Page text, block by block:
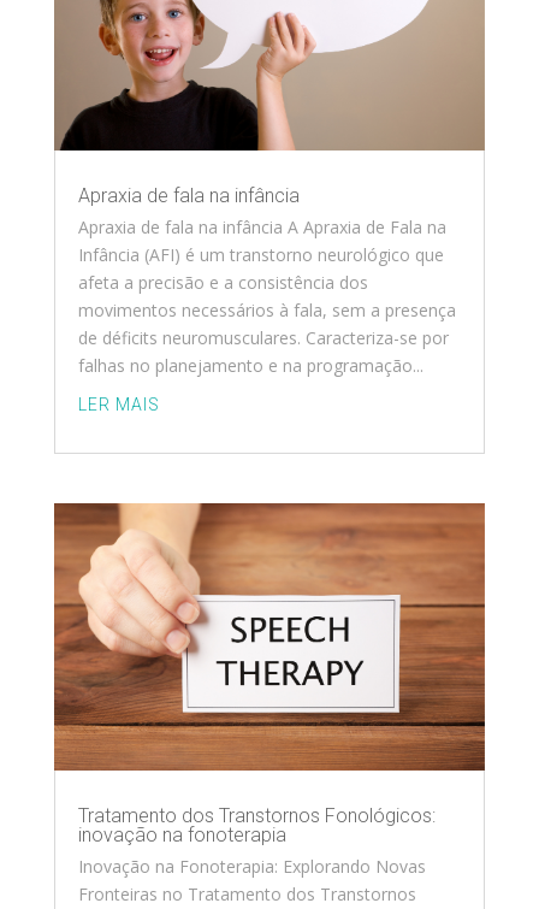
Apraxia de fala na infância
Apraxia de fala na infância A Apraxia de Fala na
Infância (AFI) é um transtorno neurológico que
afeta a precisão e a consistência dos
movimentos necessários à fala, sem a presença
de déficits neuromusculares. Caracteriza-se por
falhas no planejamento e na programação...
LER MAIS
Tratamento dos Transtornos Fonológicos:
inovação na fonoterapia
Inovação na Fonoterapia: Explorando Novas
Fronteiras no Tratamento dos Transtornos